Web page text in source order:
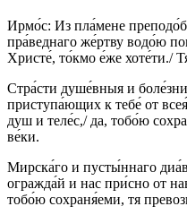
Ирмо́с: Из пла́мене
пра́веднаго же́ртву водо́ю
Христе́, то́кмо е́же хоте́ти./
Стра́сти душе́вныя и
приступа́ющих к тебе́ от
душ и теле́с,/ да, тобо́ю
ве́ки.
Мирска́го и пусты́ннаго
огражда́й и нас при́сно от
тобо́ю сохраня́еми, тя